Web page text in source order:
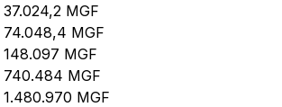
37.024,2 MGF
74.048,4 MGF
148.097 MGF
740.484 MGF
1.480.970 MGF